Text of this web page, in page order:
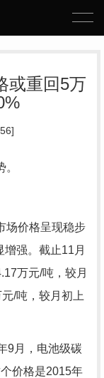
或重回5万
场价格呈现稳步
增强。截止11月
万元/吨，较月
/吨，较月初上
9月，电池级碳
价格是2015年